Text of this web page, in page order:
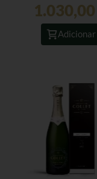
1.030,00
Adicionar